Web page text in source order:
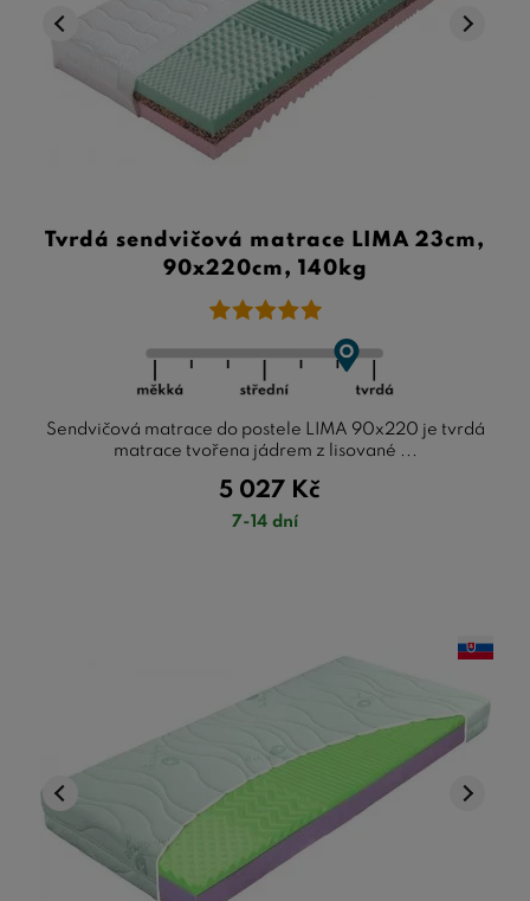
Tvrdá sendvičová matrace LIMA 23cm,
90x220cm, 140kg
Sendvičová matrace do postele LIMA 90x220 je tvrdá
matrace tvořena jádrem z lisované ...
5 027 Kč
7-14 dní